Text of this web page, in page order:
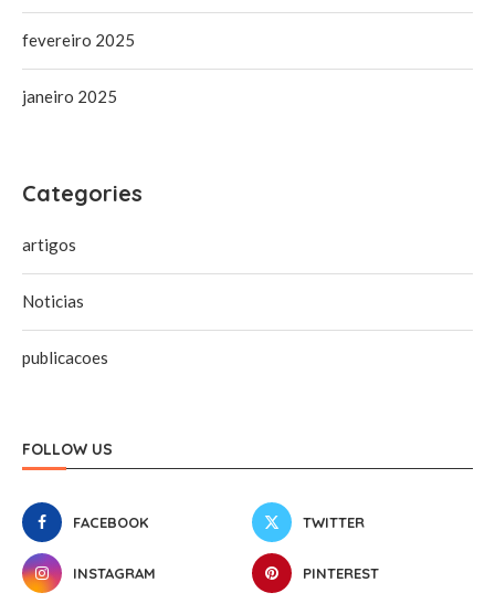
fevereiro 2025
janeiro 2025
Categories
artigos
Noticias
publicacoes
FOLLOW US
FACEBOOK TWITTER
INSTAGRAM PINTEREST